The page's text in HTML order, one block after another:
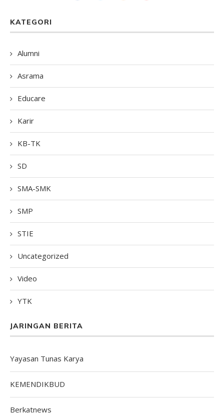
KATEGORI
Alumni
Asrama
Educare
Karir
KB-TK
SD
SMA-SMK
SMP
STIE
Uncategorized
Video
YTK
JARINGAN BERITA
Yayasan Tunas Karya
KEMENDIKBUD
Berkatnews